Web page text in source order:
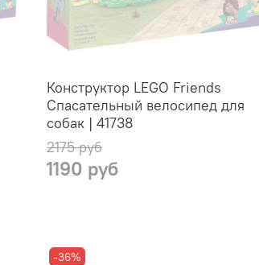
Конструктор LEGO Friends
Спасательный велосипед для
собак | 41738
2175 руб
1190 руб
-36%